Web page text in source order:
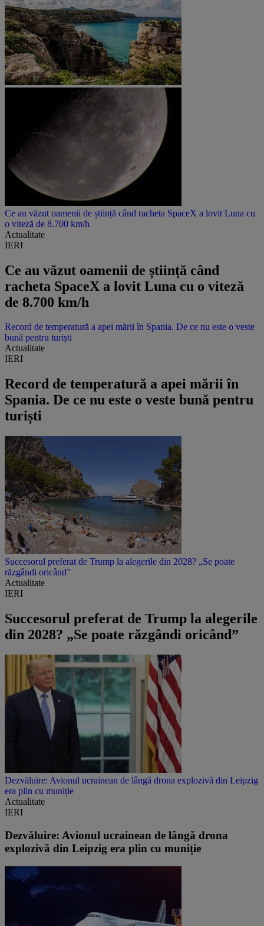
Ce au văzut oamenii de știință când racheta SpaceX a lovit Luna cu
o viteză de 8.700 km/h
Actualitate
IERI
Ce au văzut oamenii de știință când
racheta SpaceX a lovit Luna cu o viteză
de 8.700 km/h
Record de temperatură a apei mării în Spania. De ce nu este o veste
bună pentru turiști
Actualitate
IERI
Record de temperatură a apei mării în
Spania. De ce nu este o veste bună pentru
turiști
Succesorul preferat de Trump la alegerile din 2028? „Se poate
răzgândi oricând”
Actualitate
IERI
Succesorul preferat de Trump la alegerile
din 2028? „Se poate răzgândi oricând”
Dezvăluire: Avionul ucrainean de lângă drona explozivă din Leipzig
era plin cu muniție
Actualitate
IERI
Dezvăluire: Avionul ucrainean de lângă drona
explozivă din Leipzig era plin cu muniție